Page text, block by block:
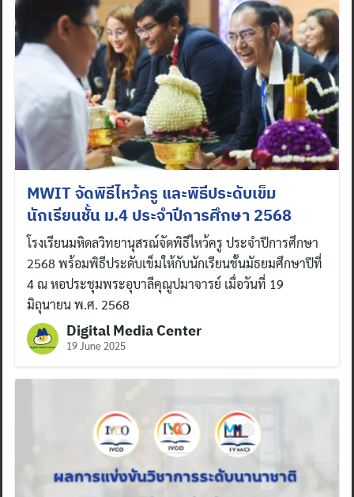
Search
MWIT จัดพิธีไหว้ครู และพิธีประดับเข็ม
นักเรียนชั้น ม.4 ประจำปีการศึกษา 2568
โรงเรียนมหิดลวิทยานุสรณ์จัดพิธีไหว้ครู ประจำปีการศึกษา
2568 พร้อมพิธีประดับเข็มให้กับนักเรียนชั้นมัธยมศึกษาปีที่
4 ณ หอประชุมพระอุบาลีคุณูปมาจารย์ เมื่อวันที่ 19
มิถุนายน พ.ศ. 2568
Digital Media Center
19 June 2025